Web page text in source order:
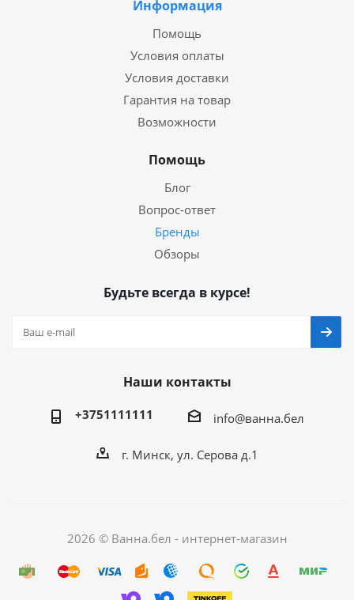
Информация
Помощь
Условия оплаты
Условия доставки
Гарантия на товар
Возможности
Помощь
Блог
Вопрос-ответ
Бренды
Обзоры
Будьте всегда в курсе!
Наши контакты
+3751111111 info@ванна.бел
г. Минск, ул. Серова д.1
2026 © Ванна.бел - интернет-магазин